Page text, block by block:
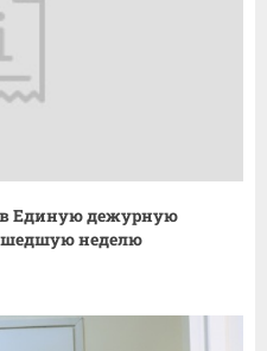
в Единую дежурную
неделю